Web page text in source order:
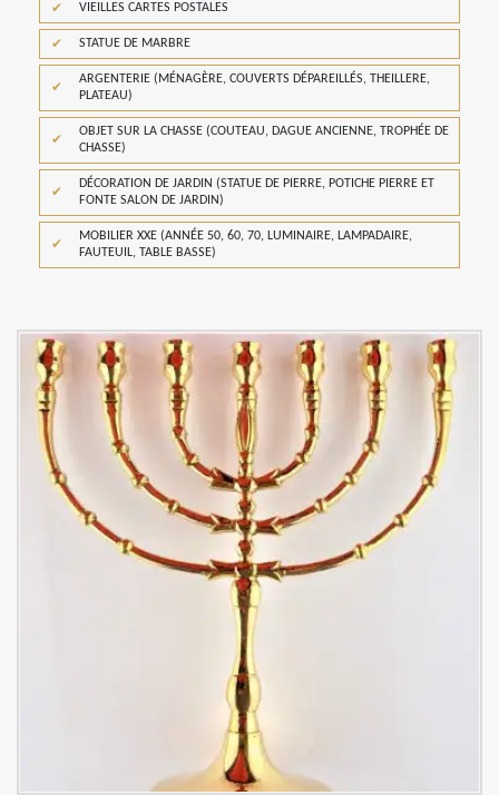
VIEILLES CARTES POSTALES
STATUE DE MARBRE
ARGENTERIE (MÉNAGÈRE, COUVERTS DÉPAREILLÉS, THEILLERE,
PLATEAU)
OBJET SUR LA CHASSE (COUTEAU, DAGUE ANCIENNE, TROPHÉE DE
CHASSE)
DÉCORATION DE JARDIN (STATUE DE PIERRE, POTICHE PIERRE ET
FONTE SALON DE JARDIN)
MOBILIER XXE (ANNÉE 50, 60, 70, LUMINAIRE, LAMPADAIRE,
FAUTEUIL, TABLE BASSE)